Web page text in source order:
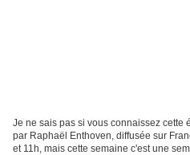
Je ne sais pas si vous connaissez cette
par Raphaël Enthoven, diffusée sur
et 11h, mais cette semaine c'est une